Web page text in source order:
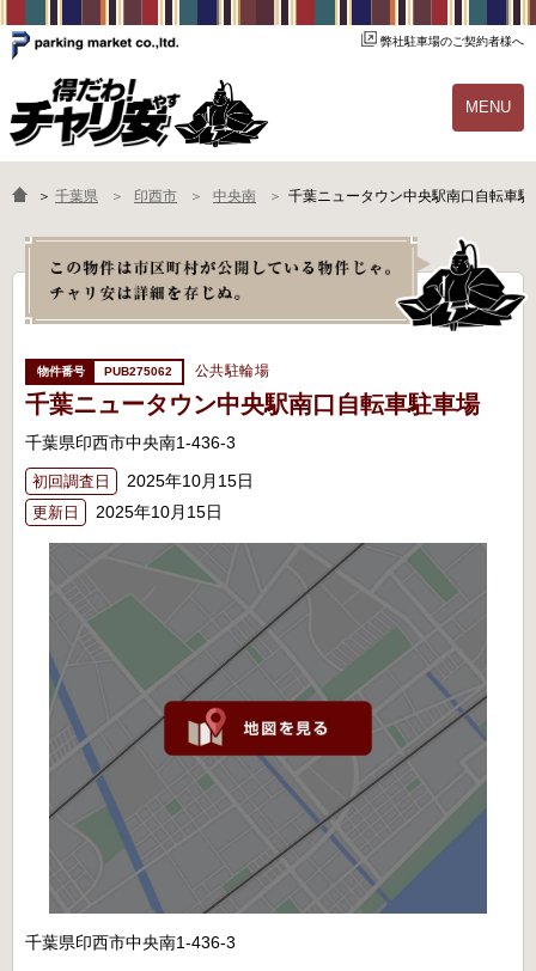
弊社駐車場のご契約者様へ
MENU
物件一覧 ご契約の流れ
よくあるご質問 駐輪場オーナー様へ
＞ 千葉県 印西市 中央南 千葉ニュータウン中央駅南口自転車駐
PUB275062 公共駐輪場
千葉ニュータウン中央駅南口自転車駐車場
千葉県印西市中央南1-436-3
初回調査日 2025年10月15日
更新日 2025年10月15日
千葉県印西市中央南1-436-3